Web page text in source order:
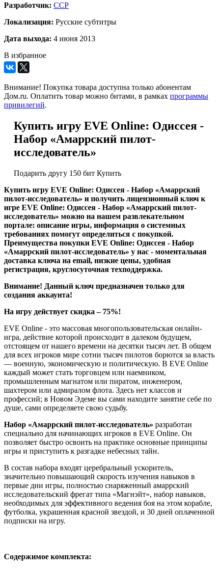
Разработчик: CCP
Локализация: Русские субтитры
Дата выхода: 4 июня 2013
В избранное
Внимание! Покупка товара доступна только абонентам
Дом.ru. Оплатить товар можно битами, в рамках программы
привилегий.
Купить игру EVE Online: Одиссея -
Набор «Амаррский пилот-
исследователь»
Подарить другу 150 бит Купить
Купить игру EVE Online: Одиссея - Набор «Амаррский
пилот-исследователь» и получить лицензионный ключ к
игре EVE Online: Одиссея - Набор «Амаррский пилот-
исследователь» можно на нашем развлекательном
портале: описание игры, информация о системных
требованиях помогут определиться с покупкой.
Преимущества покупки EVE Online: Одиссея - Набор
«Амаррский пилот-исследователь» у нас - моментальная
доставка ключа на email, низкие цены, удобная
регистрация, круглосуточная техподдержка.
Внимание! Данный ключ предназначен только для
создания аккаунта!
На игру действует скидка – 75%!
EVE Online - это массовая многопользовательская онлайн-
игра, действие которой происходит в далеком будущем,
отстоящем от нашего времени на десятки тысяч лет. В общем
для всех игроков мире сотни тысяч пилотов борются за власть
— военную, экономическую и политическую. В EVE Online
каждый может стать торговцем или наемником,
промышленным магнатом или пиратом, инженером,
шахтером или адмиралом флота. Здесь нет классов и
профессий; в Новом Эдеме вы сами находите занятие себе по
душе, сами определяете свою судьбу.
Набор «Амаррский пилот-исследователь» разработан
специально для начинающих игроков в EVE Online. Он
позволяет быстро освоить на практике основные принципы
игры и приступить к разгадке небесных тайн.
В состав набора входят церебральный ускоритель,
значительно повышающий скорость изучения навыков в
первые дни игры, полностью снаряженный амаррский
исследовательский фрегат типа «Магнэйт», набор навыков,
необходимых для эффективного ведения боя на этом корабле,
футболка, украшенная красной звездой, и 30 дней оплаченной
подписки на игру.
Содержимое комплекта: